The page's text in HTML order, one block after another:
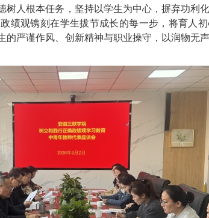
树人根本任务，坚持以学生为中心，摒弃功利
绩观镌刻在学生拔节成长的每一步，将育人
的严谨作风、创新精神与职业操守，以润物无